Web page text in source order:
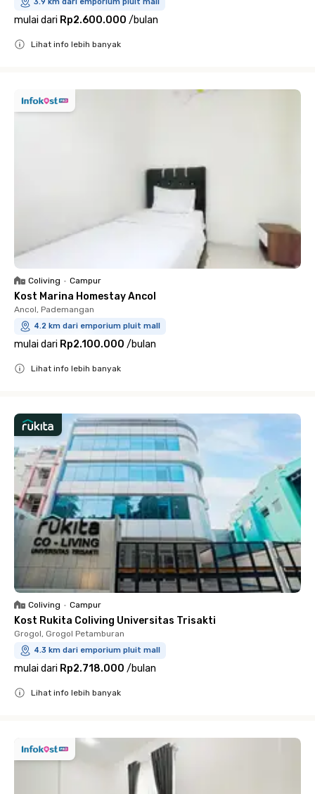
mulai dari Rp2.600.000 /bulan
Lihat info lebih banyak
Coliving • Campur
Kost Marina Homestay Ancol
Ancol, Pademangan
4.2 km dari emporium pluit mall
mulai dari Rp2.100.000 /bulan
Lihat info lebih banyak
Coliving • Campur
Kost Rukita Coliving Universitas Trisakti
Grogol, Grogol Petamburan
4.3 km dari emporium pluit mall
mulai dari Rp2.718.000 /bulan
Lihat info lebih banyak